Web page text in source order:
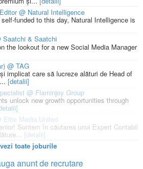
@ Natural Intelligence
funded to this day, Natural Intelligence is
Saatchi & Saatchi
the lookout for a new Social Media Manager
@ TAG
implicat care să lucreze alături de Head of
[detalii]
@ Flaminjoy Group
unlock new growth opportunities through
Elite Media United
Suntem în căutarea unui Expert Contabil
[detalii]
vezi toate joburile
anunt de recrutare